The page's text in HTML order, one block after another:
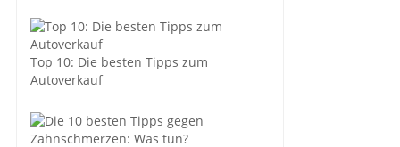
Top 10: Die besten Tipps zum
Autoverkauf